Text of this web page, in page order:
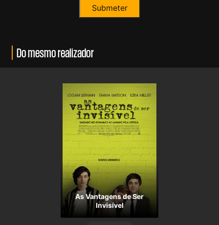
Do mesmo realizador
As Vantagens de Ser
Invisível